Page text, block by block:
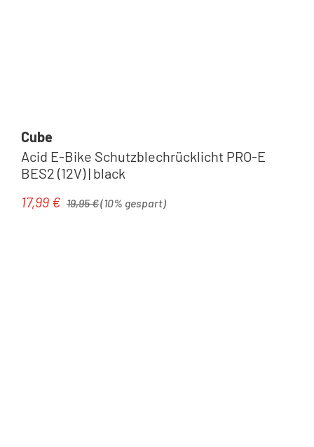
Cube
Acid E-Bike Schutzblechrücklicht PRO-E
BES2 (12V) | black
Verkaufspreis:
17,99 € 19,95 €(10% gespart)